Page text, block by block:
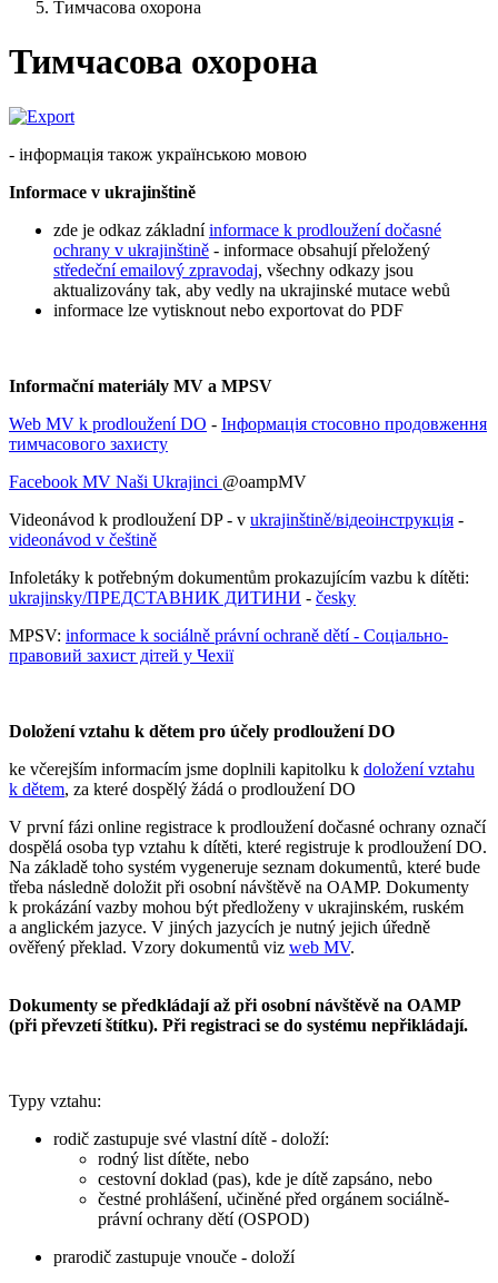
Тимчасова охорона
Тимчасова охорона
- інформація також українською мовою
Informace v ukrajinštině
zde je odkaz základníinformace k prodloužení dočasné
ochrany v ukrajinštině - informace obsahují přeložený
středeční emailový zpravodaj, všechny odkazy jsou
aktualizovány tak, aby vedly na ukrajinské mutace webů
informace lze vytisknout nebo exportovat do PDF
Informační materiály MV a MPSV
Web MV k prodloužení DO - Інформація стосовно продовження
тимчасового захисту
Facebook MV Naši Ukrajinci @oampMV
Videonávod k prodloužení DP - v ukrajinštině/відеоінструкція -
videonávod v češtině
Infoletáky k potřebným dokumentům prokazujícím vazbu k dítěti:
ukrajinsky/ПРЕДСТАВНИК ДИТИНИ - česky
MPSV: informace k sociálně právní ochraně dětí - Соціально-
правовий захист дітей у Чехії
Doložení vztahu k dětem pro účely prodloužení DO
ke včerejším informacím jsme doplnili kapitolku k doložení vztahu
k dětem, za které dospělý žádá o prodloužení DO
V první fázi online registrace k prodloužení dočasné ochrany označí
dospělá osoba typ vztahu k dítěti, které registruje k prodloužení DO.
Na základě toho systém vygeneruje seznam dokumentů, které bude
třeba následně doložit při osobní návštěvě na OAMP. Dokumenty
k prokázání vazby mohou být předloženy v ukrajinském, ruském
a anglickém jazyce. V jiných jazycích je nutný jejich úředně
ověřený překlad. Vzory dokumentů viz web MV.
Dokumenty se předkládají až při osobní návštěvě na OAMP
(při převzetí štítku). Při registraci se do systému nepřikládají.
Typy vztahu:
rodič zastupuje své vlastní dítě - doloží:
rodný list dítěte, nebo
cestovní doklad (pas), kde je dítě zapsáno, nebo
čestné prohlášení, učiněné před orgánem sociálně-
právní ochrany dětí (OSPOD)
prarodič zastupuje vnouče - doloží